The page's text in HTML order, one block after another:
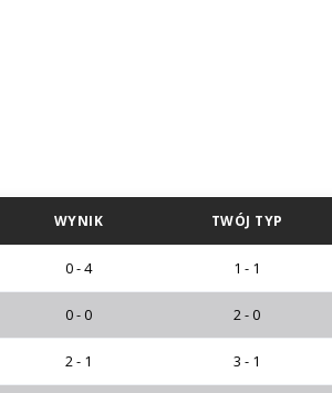
WYNIK TWÓJ TYP
0 - 4 1 - 1
0 - 0 2 - 0
2 - 1 3 - 1